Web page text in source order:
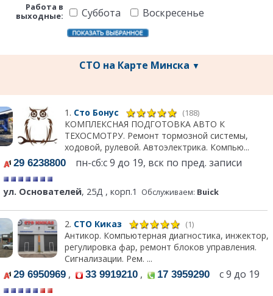
Работа в
выходные:
Суббота Воскресенье
СТО на Карте Минска ▼
1. Сто Бонус (188)
КОМПЛЕКСНАЯ ПОДГОТОВКА АВТО К
ТЕХОСМОТРУ. Ремонт тормозной системы,
ходовой, рулевой. Автоэлектрика. Компью...
29 6238800 пн-сб:с 9 до 19, вск по пред. записи
ул. Основателей, 25Д , корп.1 Обслуживаем: Buick
2. СТО Киказ (1)
Антикор. Компьютерная диагностика, инжектор,
регулировка фар, ремонт блоков управления.
Сигнализации. Рем. ...
29 6950969 , 33 9919210 , 17 3959290 с 9 до 19